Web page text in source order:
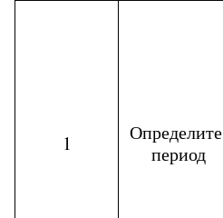
1
Определите
период